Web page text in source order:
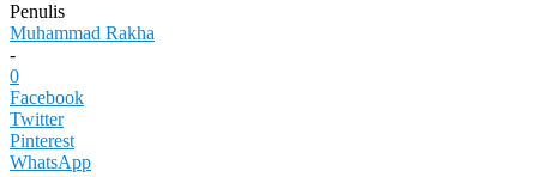
Penulis
Muhammad Rakha
-
0
Facebook
Twitter
Pinterest
WhatsApp